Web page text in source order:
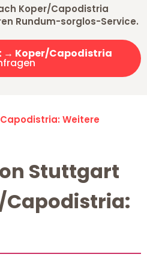
Koper/Capodistria
Rundum-sorglos-Service.
Koper/Capodistria
Weitere
Stuttgart
Capodistria: